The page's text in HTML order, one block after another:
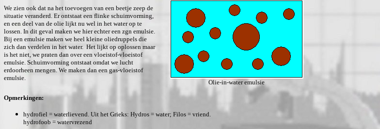
We zien ook dat na het toevoegen van een beetje zeep de
situatie veranderd. Er ontstaat een flinke schuimvorming,
en een deel van de olie lijkt nu wel in het water op te
lossen. In dit geval maken we hier echter een zgn emulsie.
Bij een emulsie maken we heel kleine oliedruppels die
zich dan verdelen in het water. Het lijkt op oplossen maar
is het niet, we praten dan over een vloeistof-vloeistof
emulsie. Schuimvorming ontstaat omdat we lucht
erdoorheen mengen. We maken dan een gas-vloeistof
emulsie.
Olie-in-water emulsie
Opmerkingen:
hydrofiel = waterlievend. Uit het Grieks: Hydros = water; Filos = vriend.
hydrofoob = watervrezend